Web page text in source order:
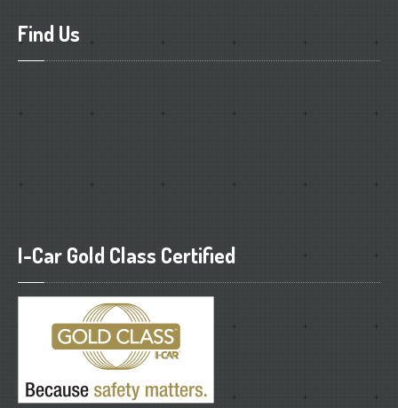
Find Us
I-CarGold Class Certified